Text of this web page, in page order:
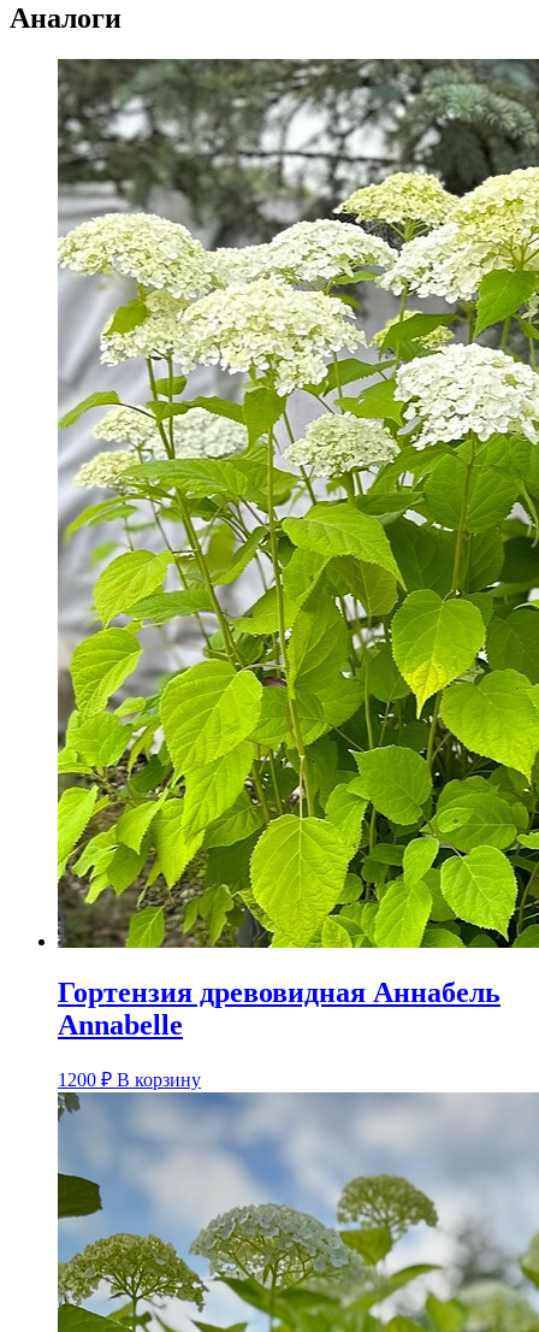
Аналоги
Гортензия древовидная Аннабель
Annabelle
1200 ₽ В корзину